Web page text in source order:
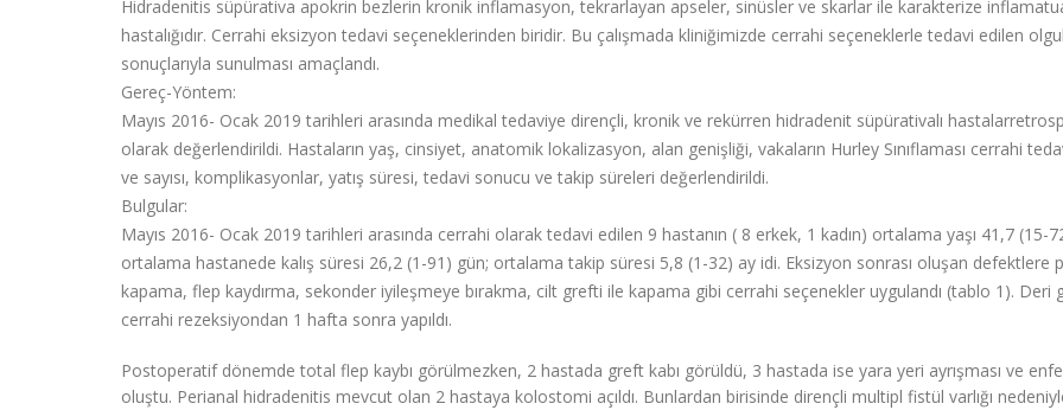
Hidradenitis süpürativa apokrin bezlerin kronik inflamasyon, tekrarlayan apseler, sinüsler ve skarlar ile karakterize
hastalığıdır. Cerrahi eksizyon tedavi seçeneklerinden biridir. Bu çalışmada kliniğimizde cerrahi seçeneklerle tedavi edilen
sonuçlarıyla sunulması amaçlandı.
Gereç-Yöntem:
Mayıs 2016- Ocak 2019 tarihleri arasında medikal tedaviye dirençli, kronik ve rekürren hidradenit süpürativalı
olarak değerlendirildi. Hastaların yaş, cinsiyet, anatomik lokalizasyon, alan genişliği, vakaların Hurley Sınıflaması cerrahi
ve sayısı, komplikasyonlar, yatış süresi, tedavi sonucu ve takip süreleri değerlendirildi.
Bulgular:
Mayıs 2016- Ocak 2019 tarihleri arasında cerrahi olarak tedavi edilen 9 hastanın ( 8 erkek, 1 kadın) ortalama yaşı 41,7 (15-
ortalama hastanede kalış süresi 26,2 (1-91) gün; ortalama takip süresi 5,8 (1-32) ay idi. Eksizyon sonrası oluşan defektlere
kapama, flep kaydırma, sekonder iyileşmeye bırakma, cilt grefti ile kapama gibi cerrahi seçenekler uygulandı (tablo 1). Deri
cerrahi rezeksiyondan 1 hafta sonra yapıldı.
Postoperatif dönemde total flep kaybı görülmezken, 2 hastada greft kabı görüldü, 3 hastada ise yara yeri ayrışması ve
oluştu. Perianal hidradenitis mevcut olan 2 hastaya kolostomi açıldı. Bunlardan birisinde dirençli multipl fistül varlığı nedeniyle